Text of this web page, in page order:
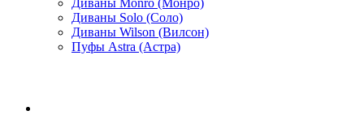
Диваны Monro (Монро)
Диваны Solo (Соло)
Диваны Wilson (Вилсон)
Пуфы Astra (Астра)